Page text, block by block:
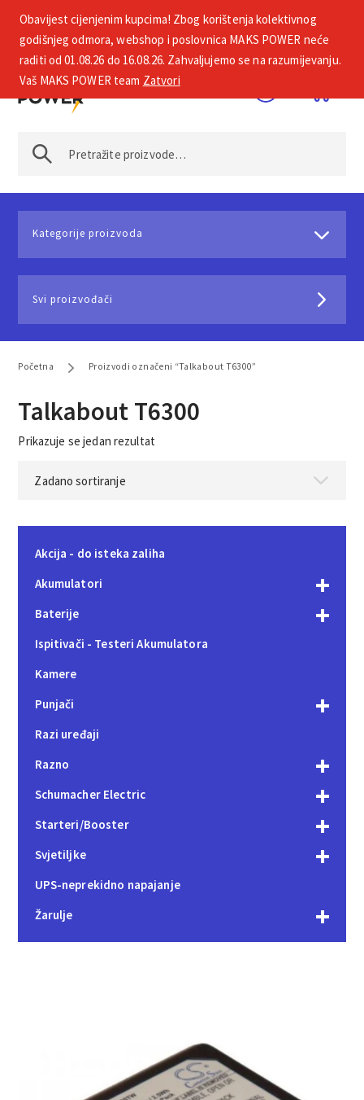
+385 1 2002 575
Kategorije proizvoda
Svi proizvođači
Početna Proizvodi označeni “Talkabout T6300”
Talkabout T6300
Prikazuje se jedan rezultat
Akcija - do isteka zaliha
Akumulatori
Baterije
Ispitivači - Testeri Akumulatora
Kamere
Punjači
Razi uređaji
Razno
Schumacher Electric
Starteri/Booster
Svjetiljke
UPS-neprekidno napajanje
Žarulje
Obavijest cijenjenim kupcima! Zbog korištenja kolektivnog
godišnjeg odmora, webshop i poslovnica MAKS POWER neće
raditi od 01.08.26 do 16.08.26. Zahvaljujemo se na razumijevanju.
Vaš MAKS POWER team Zatvori